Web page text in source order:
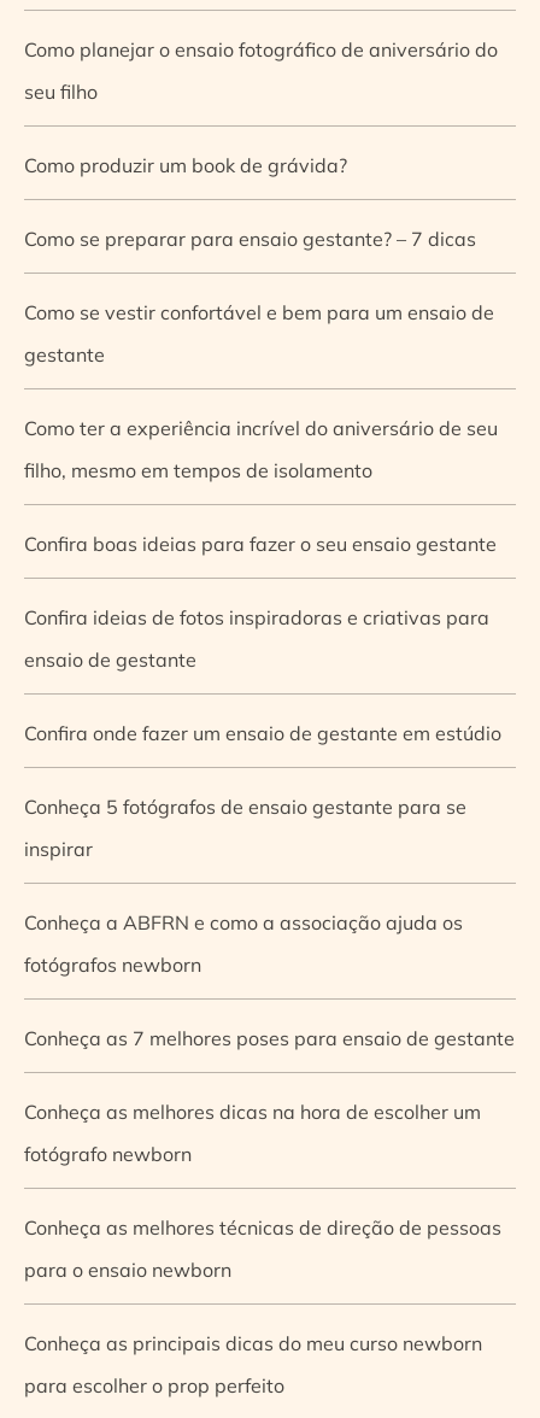
Como planejar o ensaio fotográfico de aniversário do
seu filho
Como produzir um book de grávida?
Como se preparar para ensaio gestante? – 7 dicas
Como se vestir confortável e bem para um ensaio de
gestante
Como ter a experiência incrível do aniversário de seu
filho, mesmo em tempos de isolamento
Confira boas ideias para fazer o seu ensaio gestante
Confira ideias de fotos inspiradoras e criativas para
ensaio de gestante
Confira onde fazer um ensaio de gestante em estúdio
Conheça 5 fotógrafos de ensaio gestante para se
inspirar
Conheça a ABFRN e como a associação ajuda os
fotógrafos newborn
Conheça as 7 melhores poses para ensaio de gestante
Conheça as melhores dicas na hora de escolher um
fotógrafo newborn
Conheça as melhores técnicas de direção de pessoas
para o ensaio newborn
Conheça as principais dicas do meu curso newborn
para escolher o prop perfeito